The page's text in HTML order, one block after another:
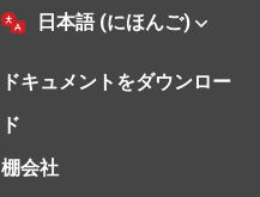
日本語 (にほんご)
ドキュメントをダウンロー
ド
棚会社